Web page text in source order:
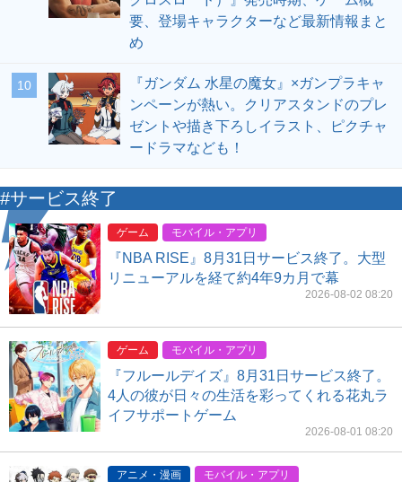
要、登場キャラクターなど最新情報まと
め
10
『ガンダム 水星の魔女』×ガンプラキャ
ンペーンが熱い。クリアスタンドのプレ
ゼントや描き下ろしイラスト、ピクチャ
ードラマなども！
#サービス終了
ゲーム モバイル・アプリ
『NBA RISE』8月31日サービス終了。大型
リニューアルを経て約4年9カ月で幕
2026-08-02 08:20
ゲーム モバイル・アプリ
『フルールデイズ』8月31日サービス終了。
4人の彼が日々の生活を彩ってくれる花丸ラ
イフサポートゲーム
2026-08-01 08:20
アニメ・漫画 モバイル・アプリ